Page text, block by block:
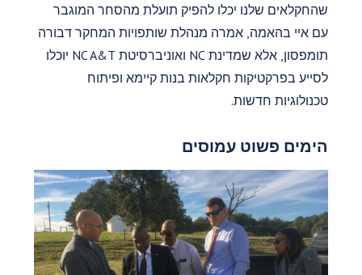
שהחקלאים שלנו יכלו להפיק תועלת מהסחר המוגבר
עם איי בהאמה, אמרה מנהלת שותפויות המחקר דבורה
תומפסון, אלא שמדינת NC ואוניברסיטת NC A&T יוכלו
לסייע בפרקטיקות חקלאות בנות קיימא ופיתוח
טכנולוגיות חדשות.
הימים פשוט עמוסים